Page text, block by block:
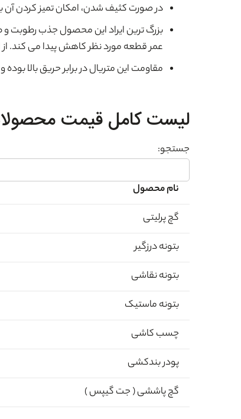
در صورت کثیف شدن، امکان تمیز کردن آن
بزرگ ترین ایراد این محصول جذب رطوبت و
عمر قطعه مورد نظر کاهش پیدا می کند.
مقاومت این متریال در برابر حریق بالا
لیست کامل قیمت
جستجو:
نام محصول
گچ پرلیتی
بتونه درزگیر
بتونه نقاشی
بتونه ماستیک
چسب کاشی
پودر بندکشی
گچ پاششی ( جت گیپس )